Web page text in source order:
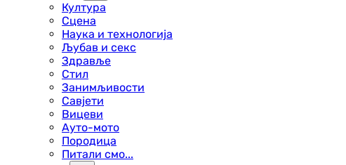
Култура
Сцена
Наука и технологија
Љубав и секс
Здравље
Стил
Занимљивости
Савјети
Вицеви
Ауто-мото
Породица
Питали смо...